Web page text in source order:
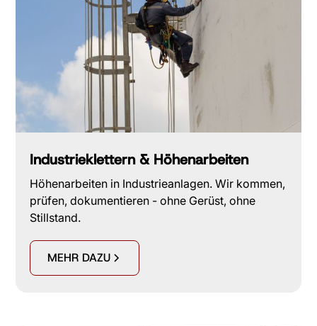
Industrieklettern & Höhenarbeiten
Höhenarbeiten in Industrieanlagen. Wir kommen,
prüfen, dokumentieren - ohne Gerüst, ohne
Stillstand.
MEHR DAZU